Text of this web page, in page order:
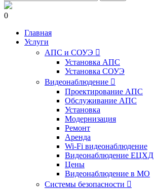
0
Главная
Услуги
АПС и СОУЭ 
Установка АПС
Установка СОУЭ
Видеонаблюдение 
Проектирование АПС
Обслуживание АПС
Установка
Модернизация
Ремонт
Аренда
Wi-Fi видеонаблюдение
Видеонаблюдение ЕЦХД
Цены
Видеонаблюдение в МО
Системы безопасности 